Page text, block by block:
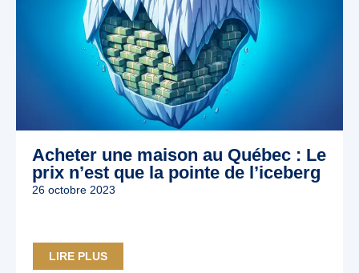
Acheter une maison au Québec : Le
prix n’est que la pointe de l’iceberg
26 octobre 2023
LIRE PLUS